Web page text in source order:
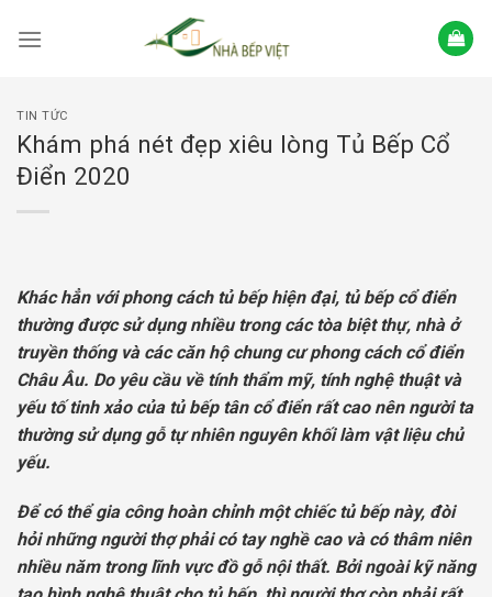
TIN TỨC
Khám phá nét đẹp xiêu lòng Tủ Bếp Cổ
Điển 2020
Khác hẳn với phong cách tủ bếp hiện đại, tủ bếp cổ điển
thường được sử dụng nhiều trong các tòa biệt thự, nhà ở
truyền thống và các căn hộ chung cư phong cách cổ điển
Châu Âu. Do yêu cầu về tính thẩm mỹ, tính nghệ thuật và
yếu tố tinh xảo của tủ bếp tân cổ điển rất cao nên người ta
thường sử dụng gỗ tự nhiên nguyên khối làm vật liệu chủ
yếu.
Để có thể gia công hoàn chỉnh một chiếc tủ bếp này, đòi
hỏi những người thợ phải có tay nghề cao và có thâm niên
nhiều năm trong lĩnh vực đồ gỗ nội thất. Bởi ngoài kỹ năng